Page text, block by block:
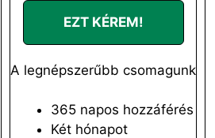
EZT KÉREM!
A legnépszerűbb csomagunk
365 napos hozzáférés
Két hónapot